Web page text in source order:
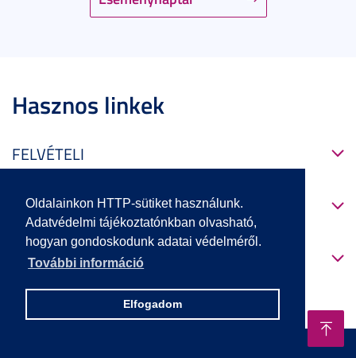
Oldalainkon HTTP-sütiket használunk.
Adatvédelmi tájékoztatónkban olvasható,
hogyan gondoskodunk adatai védelméről.
További információ
Elfogadom
Hasznos linkek
FELVÉTELI
KÉPZÉSEINK
CENTENÁRIUM